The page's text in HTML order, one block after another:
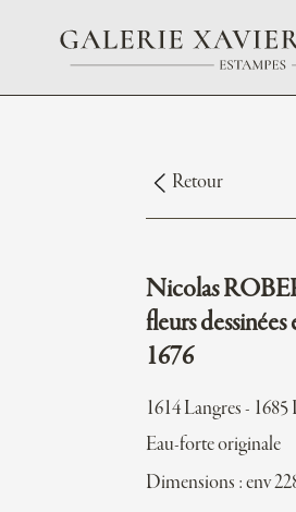
Retour
Nicolas
fleurs dessinées
1676
1614 Langres - 1685
Eau-forte originale
Dimensions : env